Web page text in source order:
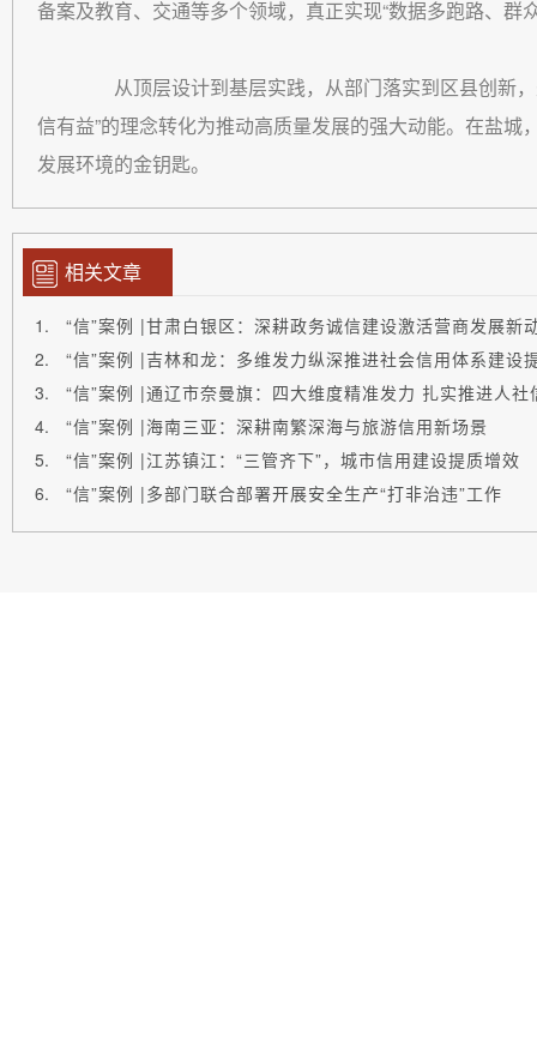
备案及教育、交通等多个领域，真正实现“数据多跑路、群
从顶层设计到基层实践，从部门落实到区县创新，
信有益”的理念转化为推动高质量发展的强大动能。在盐
发展环境的金钥匙。
相关文章
“信”案例 |吉林和龙：多维发力纵深推进社会信用体系建设
“信”案例 |通辽市奈曼旗：四大维度精准发力 扎实推进人社
“信”案例 |海南三亚：深耕南繁深海与旅游信用新场景
“信”案例 |江苏镇江：“三管齐下”，城市信用建设提质增效
“信”案例 |多部门联合部署开展安全生产“打非治违”工作